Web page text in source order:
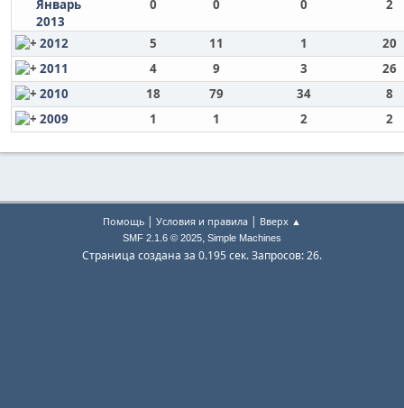
Январь
2013
0 0 0 2
2012 5 11 1
20
2011
4 9 3
26
2010
18 79 34
8
2009
1 1 2 2
Помощь | Условия и правила | Вверх ▲
SMF 2.1.6 © 2025, Simple Machines
Страница создана за 0.195 сек. Запросов: 26.